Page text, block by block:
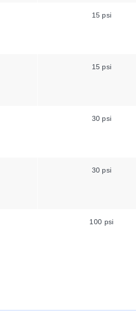
15 psi
15 psi
30 psi
30 psi
100 psi